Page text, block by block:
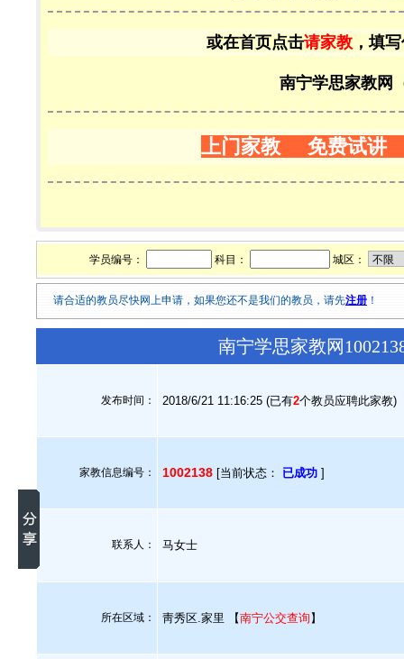
或在首页点击请家教 ，填
南宁学思家教网
上门家教 免费试讲
学员编号： 科目： 城区：
请合适的教员尽快网上申请，如果您还不是我们的教员，请先注册 ！
南宁学思家教网
发布时间： 2018/6/21 11:16:25 (已有2个教员应聘此家教)
家教信息编号： 1002138 [当前状态： 已成功 ]
联系人： 马女士
所在区域： 靑秀区.家里 【南宁公交查询 】